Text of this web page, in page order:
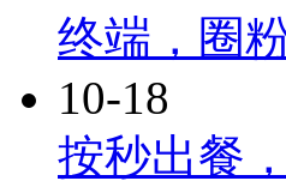
终端，圈
10-18
按秒出餐